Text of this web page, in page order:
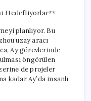
Hedefliyorlar**
planlıyor. Bu
uzay aracı
Ay görevlerinde
öngörülen
de projeler
kadar Ay’da insanlı